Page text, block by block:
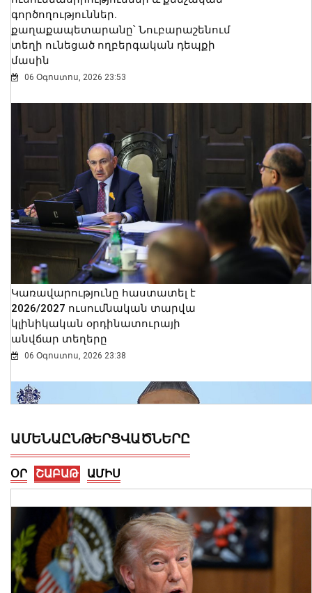
գործողություններ.
քաղաքապետարանը՝ Նուբարաշենում
տեղի ունեցած ողբերգական դեպքի
մասին
06 Օգոստոս, 2026 23:53
Կառավարությունը հաստատել է
2026/2027 ուսումնական տարվա
կլինիկական օրդինատուրայի
անվճար տեղերը
06 Օգոստոս, 2026 23:38
Ալեքսանդրա Քոուլը շարունակում է
ԱՄԵՆԱԸՆԹԵՐՑՎԱԾՆԵՐԸ
ՕՐ ՇԱԲԱԹ ԱՄԻՍ